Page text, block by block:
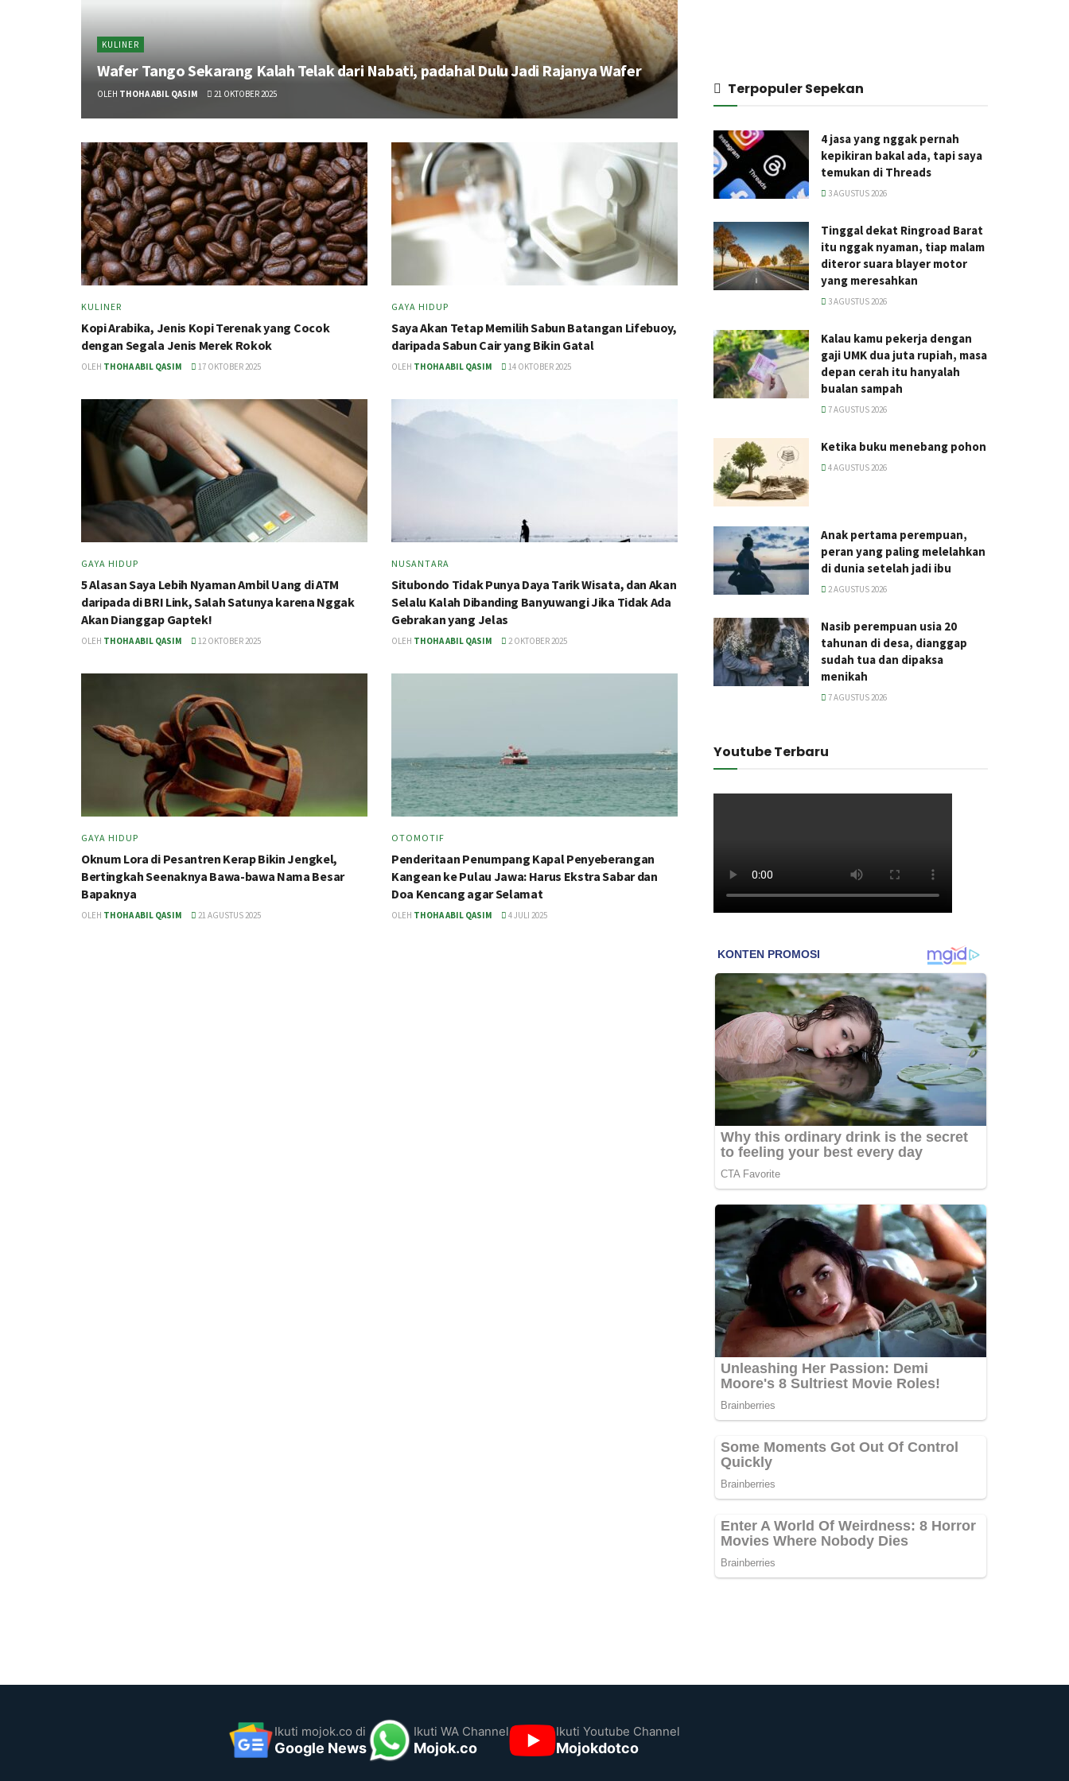
KULINER
Wafer Tango Sekarang Kalah Telak dari Nabati, padahal Dulu Jadi Rajanya Wafer
OLEH THOHA ABIL QASIM 21 OKTOBER 2025
KULINER
Kopi Arabika, Jenis Kopi Terenak yang Cocok
dengan Segala Jenis Merek Rokok
OLEH THOHA ABIL QASIM 17 OKTOBER 2025
GAYA HIDUP
Saya Akan Tetap Memilih Sabun Batangan Lifebuoy,
daripada Sabun Cair yang Bikin Gatal
OLEH THOHA ABIL QASIM 14 OKTOBER 2025
GAYA HIDUP
5 Alasan Saya Lebih Nyaman Ambil Uang di ATM
daripada di BRI Link, Salah Satunya karena Nggak
Akan Dianggap Gaptek!
OLEH THOHA ABIL QASIM 12 OKTOBER 2025
NUSANTARA
Situbondo Tidak Punya Daya Tarik Wisata, dan Akan
Selalu Kalah Dibanding Banyuwangi Jika Tidak Ada
Gebrakan yang Jelas
OLEH THOHA ABIL QASIM 2 OKTOBER 2025
GAYA HIDUP
Oknum Lora di Pesantren Kerap Bikin Jengkel,
Bertingkah Seenaknya Bawa-bawa Nama Besar
Bapaknya
OLEH THOHA ABIL QASIM 21 AGUSTUS 2025
OTOMOTIF
Penderitaan Penumpang Kapal Penyeberangan
Kangean ke Pulau Jawa: Harus Ekstra Sabar dan
Doa Kencang agar Selamat
OLEH THOHA ABIL QASIM 4 JULI 2025
Terpopuler Sepekan
4 jasa yang nggak pernah
kepikiran bakal ada, tapi saya
temukan di Threads
3 AGUSTUS 2026
Tinggal dekat Ringroad Barat
itu nggak nyaman, tiap malam
diteror suara blayer motor
yang meresahkan
3 AGUSTUS 2026
Kalau kamu pekerja dengan
gaji UMK dua juta rupiah, masa
depan cerah itu hanyalah
bualan sampah
7 AGUSTUS 2026
Ketika buku menebang pohon
4 AGUSTUS 2026
Anak pertama perempuan,
peran yang paling melelahkan
di dunia setelah jadi ibu
2 AGUSTUS 2026
Nasib perempuan usia 20
tahunan di desa, dianggap
sudah tua dan dipaksa
menikah
7 AGUSTUS 2026
Youtube Terbaru
Ikuti mojok.co di
Google News
Ikuti WA Channel
Mojok.co
Ikuti Youtube Channel
Mojokdotco